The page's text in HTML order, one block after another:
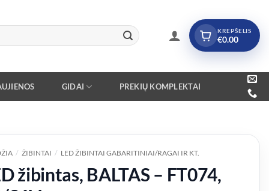
KREPŠELIS
€0.00
GIDAI PREKIŲ KOMPLEKTAI
/ ŽIBINTAI / LED ŽIBINTAI GABARITINIAI/RAGAI IR KT.
žibintas, BALTAS – FT074,